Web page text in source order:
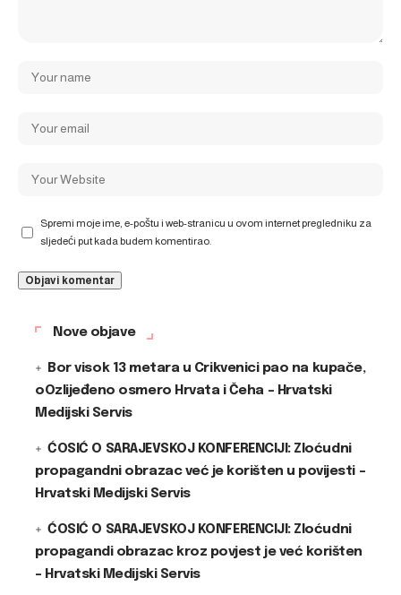
Spremi moje ime, e-poštu i web-stranicu u ovom internet pregledniku za
sljedeći put kada budem komentirao.
Nove objave
Bor visok 13 metara u Crikvenici pao na kupače,
oOzlijeđeno osmero Hrvata i Čeha – Hrvatski
Medijski Servis
ĆOSIĆ O SARAJEVSKOJ KONFERENCIJI: Zloćudni
propagandni obrazac već je korišten u povijesti –
Hrvatski Medijski Servis
ĆOSIĆ O SARAJEVSKOJ KONFERENCIJI: Zloćudni
propagandi obrazac kroz povjest je već korišten
– Hrvatski Medijski Servis